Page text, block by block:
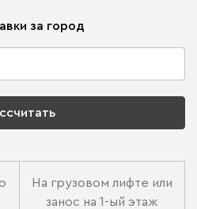
за город
На грузовом лифте или
занос на 1-ый этаж